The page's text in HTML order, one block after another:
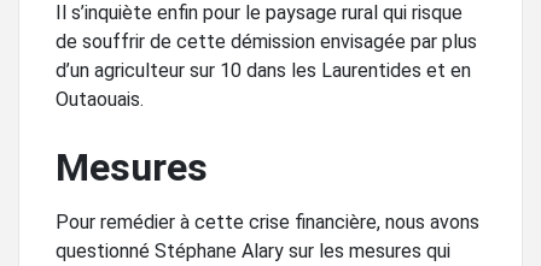
Il s’inquiète enfin pour le paysage rural qui risque
de souffrir de cette démission envisagée par plus
d’un agriculteur sur 10 dans les Laurentides et en
Outaouais.
Mesures
Pour remédier à cette crise financière, nous avons
questionné Stéphane Alary sur les mesures qui